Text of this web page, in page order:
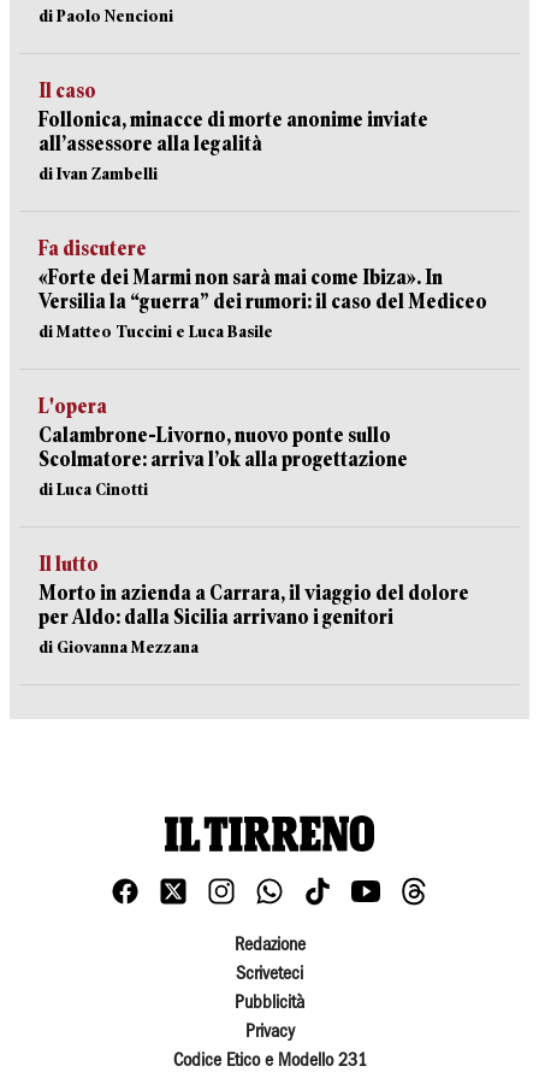
di Paolo Nencioni
Il caso
Follonica, minacce di morte anonime inviate
all’assessore alla legalità
di Ivan Zambelli
Fa discutere
«Forte dei Marmi non sarà mai come Ibiza». In
Versilia la “guerra” dei rumori: il caso del Mediceo
di Matteo Tuccini e Luca Basile
L'opera
Calambrone-Livorno, nuovo ponte sullo
Scolmatore: arriva l’ok alla progettazione
di Luca Cinotti
Il lutto
Morto in azienda a Carrara, il viaggio del dolore
per Aldo: dalla Sicilia arrivano i genitori
di Giovanna Mezzana
Redazione
Scriveteci
Pubblicità
Privacy
Codice Etico e Modello 231